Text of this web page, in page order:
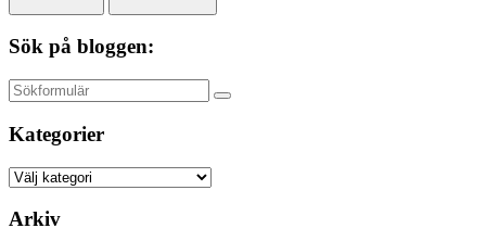
Sök på bloggen:
Sök
Kategorier
Kategorier
Arkiv